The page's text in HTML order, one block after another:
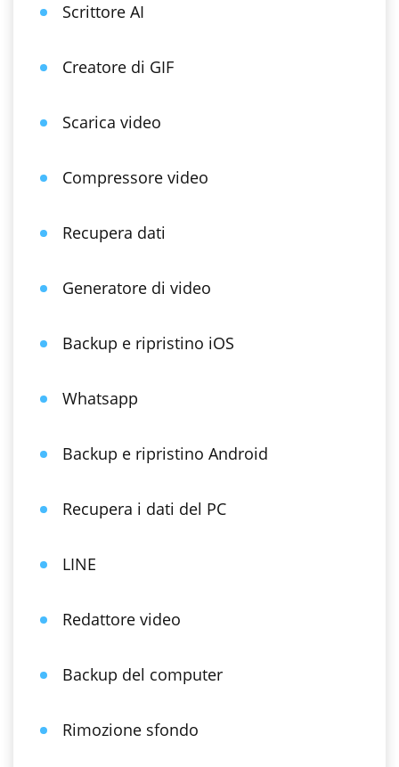
Scrittore AI
Creatore di GIF
Scarica video
Compressore video
Recupera dati
Generatore di video
Backup e ripristino iOS
Whatsapp
Backup e ripristino Android
Recupera i dati del PC
LINE
Redattore video
Backup del computer
Rimozione sfondo